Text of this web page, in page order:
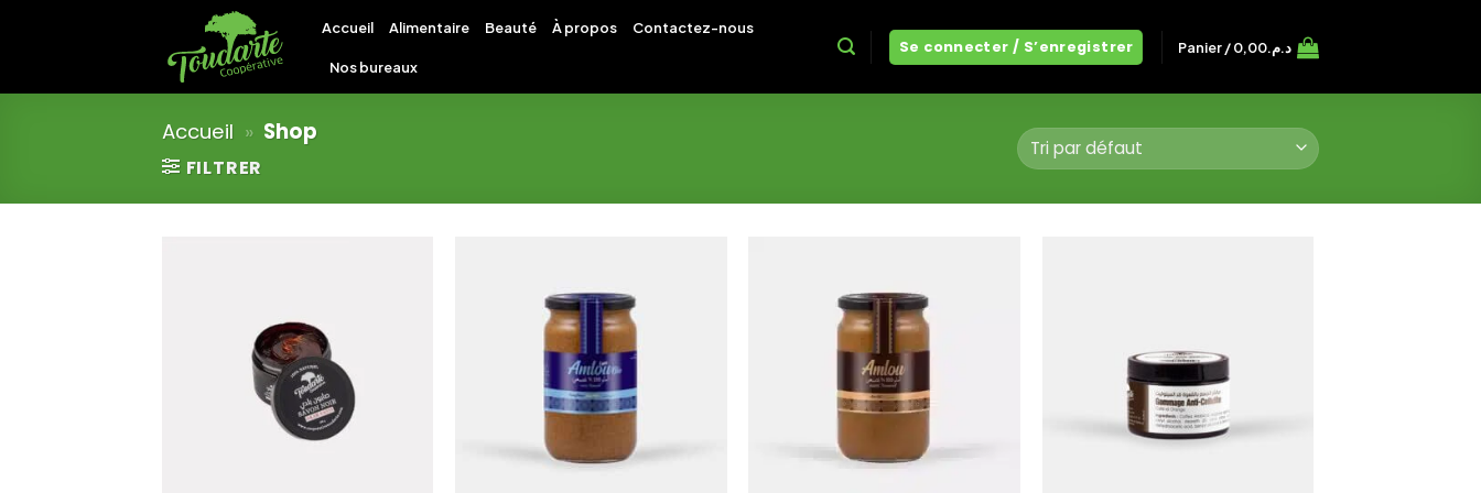
Accueil Alimentaire Beauté À propos Contactez-nous
Nos bureaux
Se connecter / S’enregistrer Panier / د.م.0,00
Accueil » Shop
FILTRER